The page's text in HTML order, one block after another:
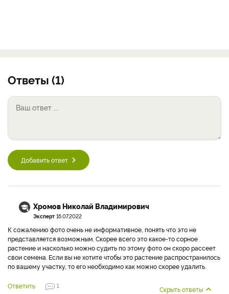
Ответы (1)
Добавить ответ
Хромов Николай Владимирович
Эксперт 16.07.2022
К сожалению фото очень не информативное, понять что это не
представляется возможным. Скорее всего это какое-то сорное
растение и насколько можно судить по этому фото он скоро рассеет
свои семена. Если вы не хотите чтобы это растение распространилось
по вашему участку, то его необходимо как можно скорее удалить.
Ответить 1 Скрыть ответы